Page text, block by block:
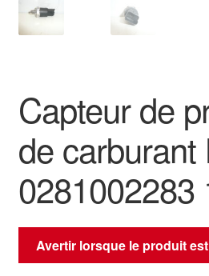
Procédure de Réclamation
Capteur de
de carburant
0281002283
Avertir lorsque le produit